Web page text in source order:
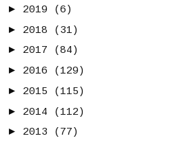
► 2019
(6)
► 2018
(31)
► 2017
(84)
► 2016
(129)
► 2015
(115)
► 2014
(112)
► 2013
(77)